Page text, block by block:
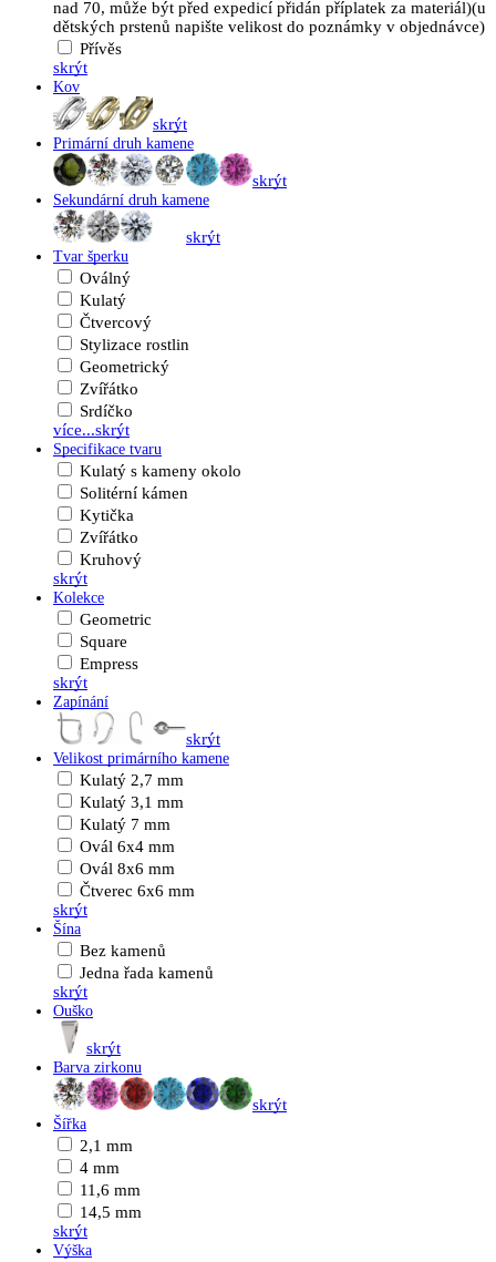
nad 70, může být před expedicí přidán příplatek za materiál)(u
dětských prstenů napište velikost do poznámky v objednávce)
Přívěs
skrýt
Kov
skrýt
Primární druh kamene
skrýt
Sekundární druh kamene
skrýt
Tvar šperku
Oválný
Kulatý
Čtvercový
Stylizace rostlin
Geometrický
Zvířátko
Srdíčko
více...skrýt
Specifikace tvaru
Kulatý s kameny okolo
Solitérní kámen
Kytička
Zvířátko
Kruhový
skrýt
Kolekce
Geometric
Square
Empress
skrýt
Zapínání
skrýt
Velikost primárního kamene
Kulatý 2,7 mm
Kulatý 3,1 mm
Kulatý 7 mm
Ovál 6x4 mm
Ovál 8x6 mm
Čtverec 6x6 mm
skrýt
Šína
Bez kamenů
Jedna řada kamenů
skrýt
Ouško
skrýt
Barva zirkonu
skrýt
Šířka
2,1 mm
4 mm
11,6 mm
14,5 mm
skrýt
Výška